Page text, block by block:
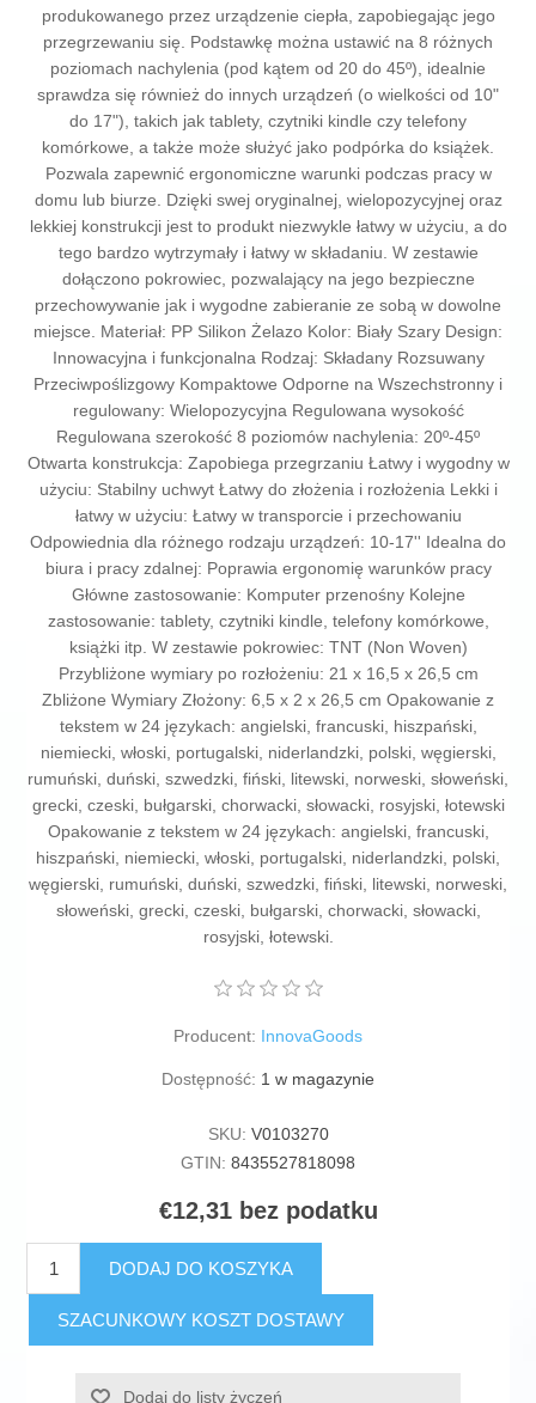
produkowanego przez urządzenie ciepła, zapobiegając jego
przegrzewaniu się. Podstawkę można ustawić na 8 różnych
poziomach nachylenia (pod kątem od 20 do 45º), idealnie
sprawdza się również do innych urządzeń (o wielkości od 10"
do 17"), takich jak tablety, czytniki kindle czy telefony
komórkowe, a także może służyć jako podpórka do książek.
Pozwala zapewnić ergonomiczne warunki podczas pracy w
domu lub biurze. Dzięki swej oryginalnej, wielopozycyjnej oraz
lekkiej konstrukcji jest to produkt niezwykle łatwy w użyciu, a do
tego bardzo wytrzymały i łatwy w składaniu. W zestawie
dołączono pokrowiec, pozwalający na jego bezpieczne
przechowywanie jak i wygodne zabieranie ze sobą w dowolne
miejsce. Materiał: PP Silikon Żelazo Kolor: Biały Szary Design:
Innowacyjna i funkcjonalna Rodzaj: Składany Rozsuwany
Przeciwpoślizgowy Kompaktowe Odporne na Wszechstronny i
regulowany: Wielopozycyjna Regulowana wysokość
Regulowana szerokość 8 poziomów nachylenia: 20º-45º
Otwarta konstrukcja: Zapobiega przegrzaniu Łatwy i wygodny w
użyciu: Stabilny uchwyt Łatwy do złożenia i rozłożenia Lekki i
łatwy w użyciu: Łatwy w transporcie i przechowaniu
Odpowiednia dla różnego rodzaju urządzeń: 10-17'' Idealna do
biura i pracy zdalnej: Poprawia ergonomię warunków pracy
Główne zastosowanie: Komputer przenośny Kolejne
zastosowanie: tablety, czytniki kindle, telefony komórkowe,
książki itp. W zestawie pokrowiec: TNT (Non Woven)
Przybliżone wymiary po rozłożeniu: 21 x 16,5 x 26,5 cm
Zbliżone Wymiary Złożony: 6,5 x 2 x 26,5 cm Opakowanie z
tekstem w 24 językach: angielski, francuski, hiszpański,
niemiecki, włoski, portugalski, niderlandzki, polski, węgierski,
rumuński, duński, szwedzki, fiński, litewski, norweski, słoweński,
grecki, czeski, bułgarski, chorwacki, słowacki, rosyjski, łotewski
Opakowanie z tekstem w 24 językach: angielski, francuski,
hiszpański, niemiecki, włoski, portugalski, niderlandzki, polski,
węgierski, rumuński, duński, szwedzki, fiński, litewski, norweski,
słoweński, grecki, czeski, bułgarski, chorwacki, słowacki,
rosyjski, łotewski.
Producent: InnovaGoods
Dostępność: 1 w magazynie
SKU: V0103270
GTIN: 8435527818098
€12,31 bez podatku
DODAJ DO KOSZYKA
SZACUNKOWY KOSZT DOSTAWY
Dodaj do listy życzeń